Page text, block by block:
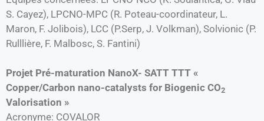
S. Cayez), LPCNO-MPC (R. Poteau-coordinateur, L.
Maron, F. Jolibois), LCC (P.Serp, J. Volkman), Solvionic (P.
Rulllière, F. Malbosc, S. Fantini)
Projet Pré-maturation NanoX- SATT TTT «
Copper/Carbon nano-catalysts for Biogenic CO2
Valorisation »
Acronyme: COVALOR